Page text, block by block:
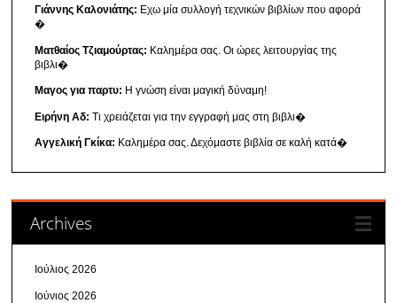
Γιάννης Καλονιάτης: Εχω μία συλλογή τεχνικών βιβλίων που αφορά
�
Ματθαίος Τζιαμούρτας: Καλημέρα σας. Οι ώρες λειτουργίας της
βιβλι�
Μαγος για παρτυ: Η γνώση είναι μαγική δύναμη!
Ειρήνη Αδ: Τι χρειάζεται για την εγγραφή μας στη βιβλι�
Αγγελική Γκίκα: Καλημέρα σας. Δεχόμαστε βιβλία σε καλή κατά�
Archives
Ιούλιος 2026
Ιούνιος 2026